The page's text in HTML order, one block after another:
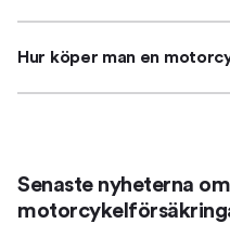
Hur köper man en
Senaste nyheterna om